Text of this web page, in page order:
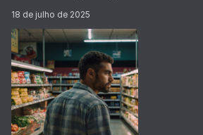
18 de julho de 2025